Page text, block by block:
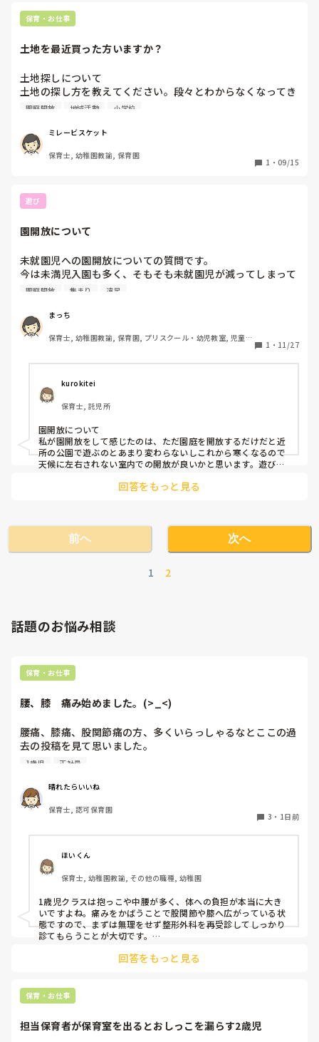
ら、顔を見たお母さんが逃げるように帰っていって、悲しかっ
た。」と話しておられました。
保育・お仕事
土地を最近買った方いますか？
土地探しについて
土地の探し方を教えてください。段々とわからなくなってき
ました。
てここ最近人気になり値上がりがすごいです。
子育て支援は、はじめはすごいなあと思っていたのですが調
べると今の時代どこの市でもほとんどやっているようなこと
保育園に入りづらくなる、小学校がマンモスになるなどの弊
害が起きてます。
わざわざ人気で高い地域で建てるか、その隣の市で
広々と建てるかなら、みなさんならどちらを選びますか？ち
なみに旦那がマンションは嫌なので一戸建てです。
今は資産価値もいいけど、不動産って将来的にどうなるか分
からないですよね。
JRなのですが新快速が止まるエリアで駅近だったらまあ価
私たちが土地を売る可能性も出てくる数十年後は、
今ほど価値があるかは分かりません。
都会で子育て世代の時にマンション買って、老後に別の場所
で住む、って方もいそうですがそれまで
結局はどういったやり方が1番いいのでしょうか。。
園庭開放 地域活動 小学校
ミレービスケット
保育士, 幼稚園教諭, 保育園
1 ・ 09/15
遊び
園開放について
未就園児への園開放についての質問です。
今は未満児入園も多く、そもそも未就園児が減ってしまって
いることが原因かとは思いますが、園開放利用者が減ってい
電車遠足のイベントは好評でしたが、普段の保育だけだとな
かなか集まりません。
皆さんのところでこんなことをしたら良かった！というイベ
園庭開放 集まり 遠足
まっち
保育士, 幼稚園教諭, 保育園, プリスクール・幼児教室, 児童発
1 ・ 11/27
kurokitei
保育士, 託児所
園開放について
私が園開放をして感じたのは、ただ園庭を開放するだけだと近
所の公園で遊ぶのとあまり変わらないしこれから寒くなるので
天候に左右されない室内での開放が良いかと思います。遊びに
さんなら歌と手遊びとか年長さんは楽器演奏をしたら結構集ま
披露するなら告知していた園開放の日の午前中が良いかと思い
未就学児対象なので短い時間で全く構わないです。ただコロナ
回答をもっと見る
前へ
1 2
次へ
話題のお悩み相談
保育・お仕事
腰、膝　痛み始めました。(>_<)
腰痛、膝痛、股関節痛の方、多くいらっしゃるなとここの過
去の投稿を見て思いました。
という私も、２週間前、初めて腰痛になりました。
右腰が痛くて、起き上がれない。
ようやく立てたら、しゃがめない。
驚きました。
通院して、コルセット、湿布、痛み止め、電気などで１週間
乗り切ったら
週末には、左が痛みだし、これも痛み止めや湿布で抑えて仕
事をしていたら、
床から支えなしに立ち上がりにくくなり、痛みが走ります。
自転車通勤ですが、それも、膝や太ももに痛みが来始めまし
た。
今は８月。
1歳児 正社員
晴れたらいいね
保育士, 認可保育園
3 ・ 1日前
ほいくん
保育士, 幼稚園教諭, その他の職種, 幼稚園
1歳児クラスは抱っこや中腰が多く、体への負担が本当に大き
いですよね。痛みをかばうことで股関節や膝へ広がっている状
態ですので、まずは無理をせず整形外科を再受診してしっかり
診てもらうことが大切です。
用したり、抱っこや重い作業は周囲の先生に相談して頼むよう
回答をもっと見る
保育・お仕事
担当保育者が保育室を出るとおしっこを漏らす2歳児